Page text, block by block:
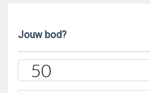
Jouw bod?